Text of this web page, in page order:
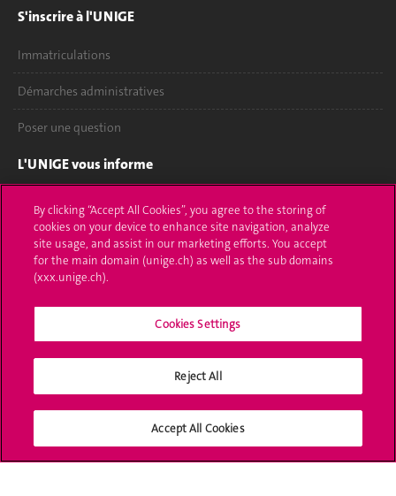
S'inscrire à l'UNIGE
Immatriculations
Démarches administratives
Poser une question
L'UNIGE vous informe
UNIGE Mobile
Médias
Offres d'emploi
Bibliothèque
By clicking “Accept All Cookies”, you agree to the storing of
cookies on your device to enhance site navigation, analyze
site usage, and assist in our marketing efforts. You accept
for the main domain (unige.ch) as well as the sub domains
(xxx.unige.ch).
Cookies Settings
Reject All
Accept All Cookies